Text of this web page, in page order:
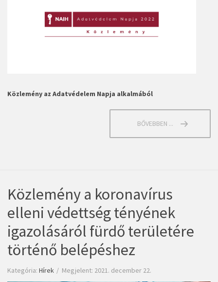
Közlemény az Adatvédelem Napja alkalmából
BŐVEBBEN ...
Közlemény a koronavírus
elleni védettség tényének
igazolásáról fürdő területére
történő belépéshez
Kategória: Hírek Megjelent: 2021. december 22.